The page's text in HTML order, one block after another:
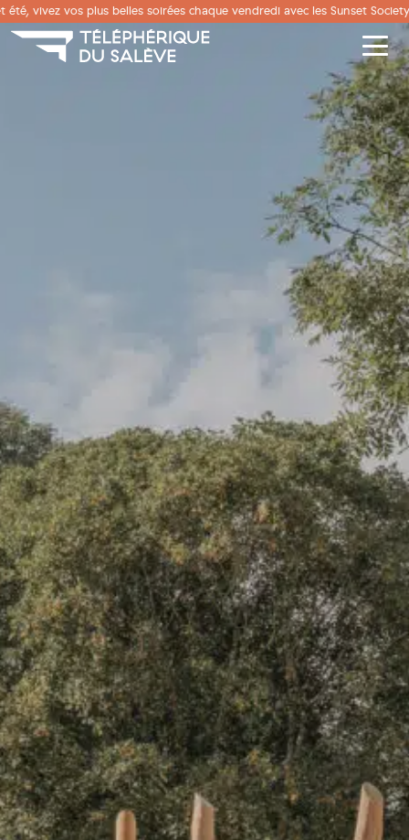
été, vivez vos plus belles soirées chaque vendredi avec les Sunset
Panneau de gestion des cookies